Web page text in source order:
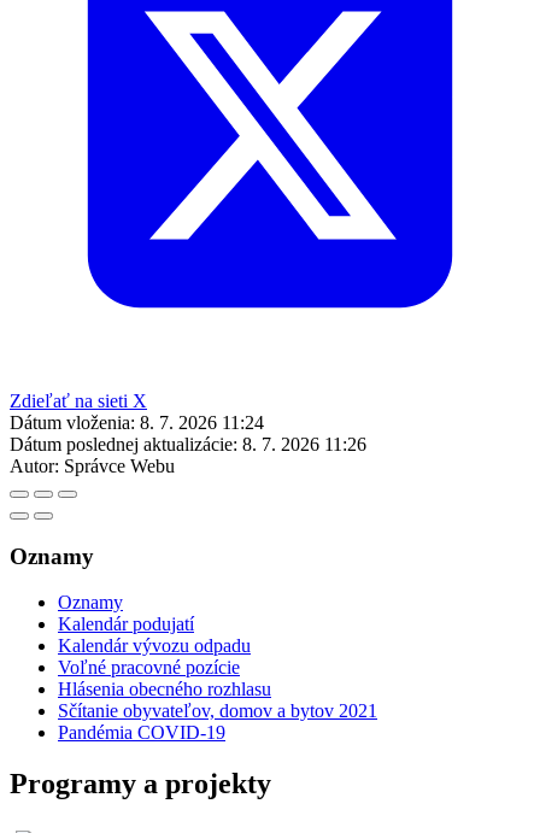
Zdieľať na sieti X
Dátum vloženia: 8. 7. 2026 11:24
Dátum poslednej aktualizácie: 8. 7. 2026 11:26
Autor: Správce Webu
Oznamy
Oznamy
Kalendár podujatí
Kalendár vývozu odpadu
Voľné pracovné pozície
Hlásenia obecného rozhlasu
Sčítanie obyvateľov, domov a bytov 2021
Pandémia COVID-19
Programy a projekty